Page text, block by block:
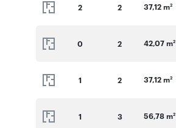
2 2 37,12 m2
0 2 42,07 m2
1 2 37,12 m2
1 3 56,78 m2